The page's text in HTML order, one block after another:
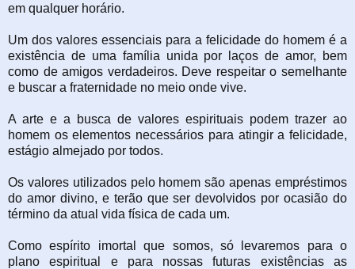
em qualquer horário.
Um dos valores essenciais para a felicidade do homem é a
existência de uma família unida por laços de amor, bem
como de amigos verdadeiros. Deve respeitar o semelhante
e buscar a fraternidade no meio onde vive.
A arte e a busca de valores espirituais podem trazer ao
homem os elementos necessários para atingir a felicidade,
estágio almejado por todos.
Os valores utilizados pelo homem são apenas empréstimos
do amor divino, e terão que ser devolvidos por ocasião do
término da atual vida física de cada um.
Como espírito imortal que somos, só levaremos para o
plano espiritual e para nossas futuras existências as